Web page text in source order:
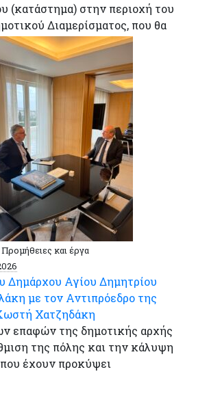
(κατάστημα) στην περιοχή του
Διαμερίσματος, που θα
και έργα
Δημάρχου Αγίου Δημητρίου
με τον Αντιπρόεδρο της
Χατζηδάκη
επαφών της δημοτικής αρχής
της πόλης και την κάλυψη
έχουν προκύψει